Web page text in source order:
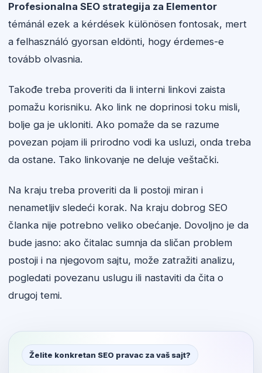
Profesionalna SEO strategija za Elementor
témánál ezek a kérdések különösen fontosak, mert
a felhasználó gyorsan eldönti, hogy érdemes-e
tovább olvasnia.
Takođe treba proveriti da li interni linkovi zaista
pomažu korisniku. Ako link ne doprinosi toku misli,
bolje ga je ukloniti. Ako pomaže da se razume
povezan pojam ili prirodno vodi ka usluzi, onda treba
da ostane. Tako linkovanje ne deluje veštački.
Na kraju treba proveriti da li postoji miran i
nenametljiv sledeći korak. Na kraju dobrog SEO
članka nije potrebno veliko obećanje. Dovoljno je da
bude jasno: ako čitalac sumnja da sličan problem
postoji i na njegovom sajtu, može zatražiti analizu,
pogledati povezanu uslugu ili nastaviti da čita o
drugoj temi.
Želite konkretan SEO pravac za vaš sajt?